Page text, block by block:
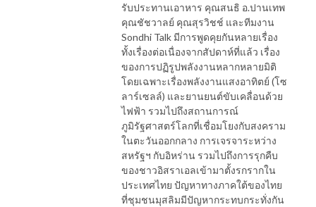
รับประทานเอาหาร คุณสนธิ อ.ปานเทพ
คุณชัชวาลย์ คุณสุรวิชช์ และทีมงาน
Sondhi Talk มีการพูดคุยกันหลายเรื่อง
ทั้งเรื่องต่อเนื่องจากสัปดาห์ที่แล้ว เรื่อง
ของการปฏิรูปพลังงานหลากหลายมิติ
โดยเฉพาะเรื่องพลังงานแสงอาทิตย์ (โซ
ลาร์เซลล์) และยานยนต์ขับเคลื่อนด้วย
ไฟฟ้า รวมไปถึงสถานการณ์
ภูมิรัฐศาสตร์โลกที่เชื่อมโยงกับสงคราม
ในตะวันออกกลาง การเจรจาระหว่าง
สหรัฐฯ กับอิหร่าน รวมไปถึงการรุกคืบ
ของชาวอิสราเอลเข้ามาตั้งรกรากใน
ประเทศไทย ปัญหาทางภาคใต้ของไทย
ที่ชุมชนมุสลิมมีปัญหากระทบกระทั่งกัน